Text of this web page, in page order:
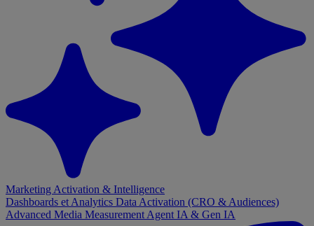
Marketing Activation & Intelligence
Dashboards et Analytics Data Activation (CRO & Audiences)
Advanced Media Measurement Agent IA & Gen IA